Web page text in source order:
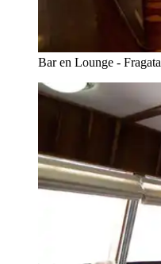
Bar en Lounge - Fragata